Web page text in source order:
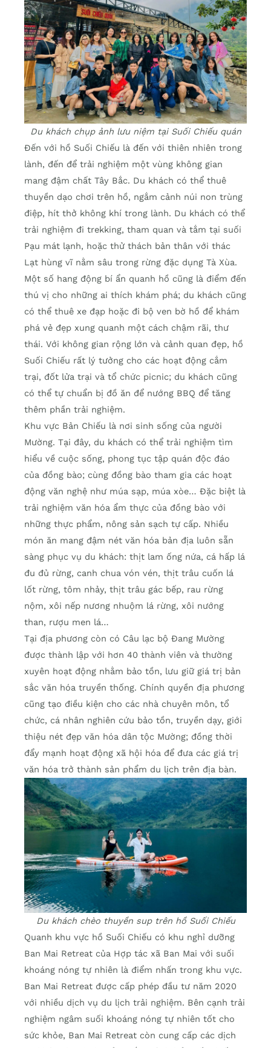
Du khách chụp ảnh lưu niệm tại Suối Chiếu quán
Đến với hồ Suối Chiếu là đến với thiên nhiên trong
lành, đến để trải nghiệm một vùng không gian
mang đậm chất Tây Bắc. Du khách có thể thuê
thuyền dạo chơi trên hồ, ngắm cảnh núi non trùng
điệp, hít thở không khí trong lành. Du khách có thể
trải nghiệm đi trekking, tham quan và tắm tại suối
Pạu mát lạnh, hoặc thử thách bản thân với thác
Lạt hùng vĩ nằm sâu trong rừng đặc dụng Tà Xùa.
Một số hang động bí ẩn quanh hồ cũng là điểm đến
thú vị cho những ai thích khám phá; du khách cũng
có thể thuê xe đạp hoặc đi bộ ven bờ hồ để khám
phá vẻ đẹp xung quanh một cách chậm rãi, thư
thái. Với không gian rộng lớn và cảnh quan đẹp, hồ
Suối Chiếu rất lý tưởng cho các hoạt động cắm
trại, đốt lửa trại và tổ chức picnic; du khách cũng
có thể tự chuẩn bị đồ ăn để nướng BBQ để tăng
thêm phần trải nghiệm.
Khu vực Bản Chiếu là nơi sinh sống của người
Mường. Tại đây, du khách có thể trải nghiệm tìm
hiểu về cuộc sống, phong tục tập quán độc đáo
của đồng bào; cùng đồng bào tham gia các hoạt
động văn nghệ như múa sạp, múa xòe… Đặc biệt là
trải nghiệm văn hóa ẩm thực của đồng bào với
những thực phẩm, nông sản sạch tự cấp. Nhiều
món ăn mang đậm nét văn hóa bản địa luôn sẵn
sàng phục vụ du khách: thịt lam ống nứa, cá hấp lá
đu đủ rừng, canh chua vón vén, thịt trâu cuốn lá
lốt rừng, tôm nhảy, thịt trâu gác bếp, rau rừng
nộm, xôi nếp nương nhuộm lá rừng, xôi nướng
than, rượu men lá…
Tại địa phương còn có Câu lạc bộ Đang Mường
được thành lập với hơn 40 thành viên và thường
xuyên hoạt động nhằm bảo tồn, lưu giữ giá trị bản
sắc văn hóa truyền thống. Chính quyền địa phương
cũng tạo điều kiện cho các nhà chuyên môn, tổ
chức, cá nhân nghiên cứu bảo tồn, truyền dạy, giới
thiệu nét đẹp văn hóa dân tộc Mường; đồng thời
đẩy mạnh hoạt động xã hội hóa để đưa các giá trị
văn hóa trở thành sản phẩm du lịch trên địa bàn.
Du khách chèo thuyền sup trên hồ Suối Chiếu
Quanh khu vực hồ Suối Chiếu có khu nghỉ dưỡng
Ban Mai Retreat của Hợp tác xã Ban Mai với suối
khoáng nóng tự nhiên là điểm nhấn trong khu vực.
Ban Mai Retreat được cấp phép đầu tư năm 2020
với nhiều dịch vụ du lịch trải nghiệm. Bên cạnh trải
nghiệm ngâm suối khoáng nóng tự nhiên tốt cho
sức khỏe, Ban Mai Retreat còn cung cấp các dịch